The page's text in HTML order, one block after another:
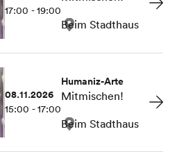
17:00 - 19:00
Beim Stadthaus
08.11.2026
15:00 - 17:00
Humaniz-Arte
Mitmischen!
Beim Stadthaus